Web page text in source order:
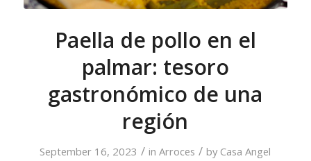
Paella de pollo en el
palmar: tesoro
gastronómico de una
región
September 16, 2023 / inArroces / by Casa Angel